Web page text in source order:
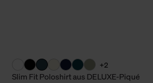
+2
Slim Fit Poloshirt aus DELUXE-Piqué